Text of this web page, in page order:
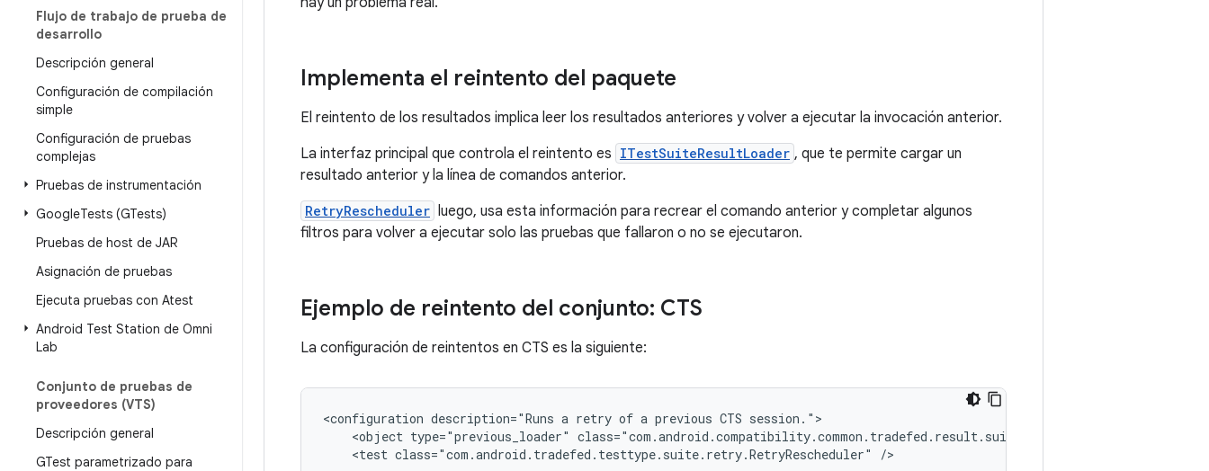
Flujo de trabajo de prueba de
desarrollo
Descripción general
Configuración de compilación
simple
Configuración de pruebas
complejas
Pruebas de instrumentación
GoogleTests (GTests)
Pruebas de host de JAR
Asignación de pruebas
Ejecuta pruebas con Atest
Android Test Station de Omni
Lab
Conjunto de pruebas de
proveedores (VTS)
Descripción general
GTest parametrizado para
Implementa el reintento del paquete
El reintento de los resultados implica leer los resultados anteriores y volver a ejecutar la invocación anterior.
La interfaz principal que controla el reintento es ITestSuiteResultLoader , que te permite cargar un
resultado anterior y la línea de comandos anterior.
RetryRescheduler luego, usa esta información para recrear el comando anterior y completar algunos
filtros para volver a ejecutar solo las pruebas que fallaron o no se ejecutaron.
Ejemplo de reintento del conjunto: CTS
La configuración de reintentos en CTS es la siguiente:
<configuration description="Runs a retry of a previous CTS
<object type="previous_loader" class="com.android.compatibility.common.tradefed.result.suite.PreviousResultLoader"
<test class="com.android.tradefed.testtype.suite.retry.RetryRescheduler" />